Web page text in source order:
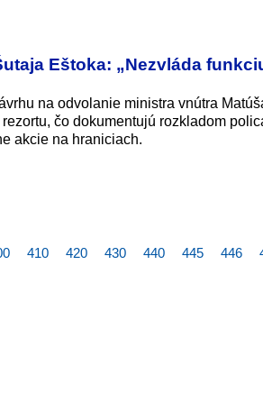
Eštoka: „Nezvláda
na odvolanie ministra vnútra
čo dokumentujú rozkladom
akcie na hraniciach.
410 420 430 440 445 446